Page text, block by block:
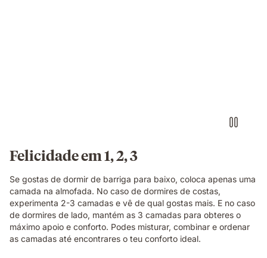
Felicidade em 1, 2, 3
Se gostas de dormir de barriga para baixo, coloca apenas uma
camada na almofada. No caso de dormires de costas,
experimenta 2-3 camadas e vê de qual gostas mais. E no caso
de dormires de lado, mantém as 3 camadas para obteres o
máximo apoio e conforto. Podes misturar, combinar e ordenar
as camadas até encontrares o teu conforto ideal.